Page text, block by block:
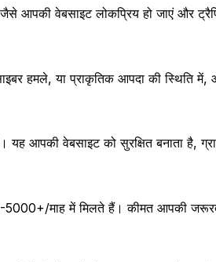
आपकी वेबसाइट लोकप्रिय हो जाएं
हमले, या प्राकृतिक आपदा की
आपकी वेबसाइट को सुरक्षित बनाता है,
माह में मिलते हैं। कीमत आपकी